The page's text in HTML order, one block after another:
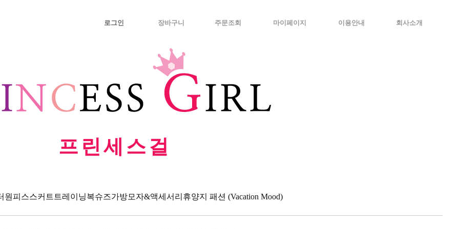
로그인 장바구니 주문조회 마이페이지 이용안내 회사소개
프린세스걸
원피스스커트 트레이닝복슈즈가방모자&액세서리 휴양지 패션 (Vacation Mood)